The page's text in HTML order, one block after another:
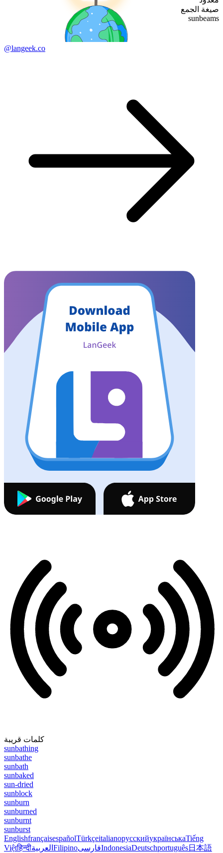
صيغة الجمع
sunbeams
@langeek.co
كلمات قريبة
sunbathing
sunbathe
sunbath
sunbaked
sun-dried
sunblock
sunburn
sunburned
sunburnt
sunburst
EnglishfrançaisespañolTürkçeitalianoрусскийукраїнськаTiếng
Việtहिन्दीالعربية FilipinoفارسیIndonesiaDeutschportuguês日本語